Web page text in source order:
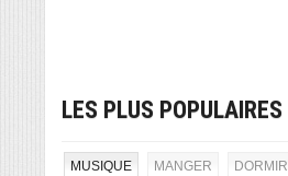
LES PLUS POPULAIRES
MUSIQUE MANGER DORMIR